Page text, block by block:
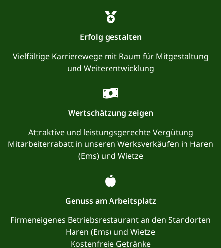
Erfolg gestalten
Vielfältige Karrierewege mit Raum für Mitgestaltung
und Weiterentwicklung
Wertschätzung zeigen
Attraktive und leistungsgerechte Vergütung
Mitarbeiterrabatt in unseren Werksverkäufen in Haren
(Ems) und Wietze
Genuss am Arbeitsplatz
Firmeneigenes Betriebsrestaurant an den Standorten
Haren (Ems) und Wietze
Kostenfreie Getränke